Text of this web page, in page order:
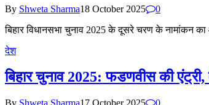
By Shweta Sharma18 October 2025
0
बिहार विधानसभा चुनाव 2025 के दूसरे चरण के नामांकन
देश
बिहार चुनाव 2025: फडणवीस की
By Shweta Sharma17 October 2025
0